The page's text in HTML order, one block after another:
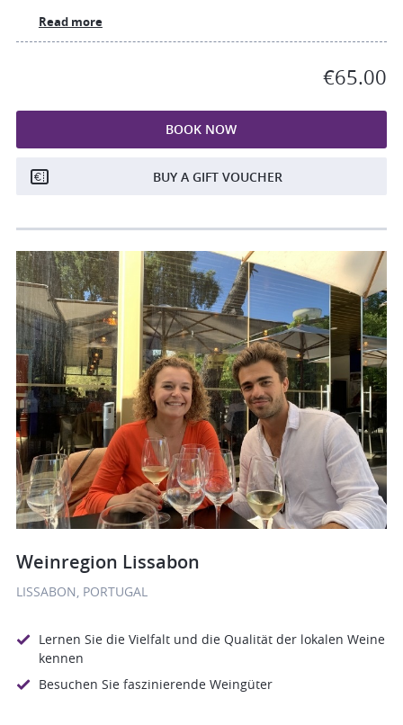
Read more
€65.00
BOOK NOW
BUY A GIFT VOUCHER
Weinregion Lissabon
LISSABON, PORTUGAL
Lernen Sie die Vielfalt und die Qualität der lokalen Weine
kennen
Besuchen Sie faszinierende Weingüter